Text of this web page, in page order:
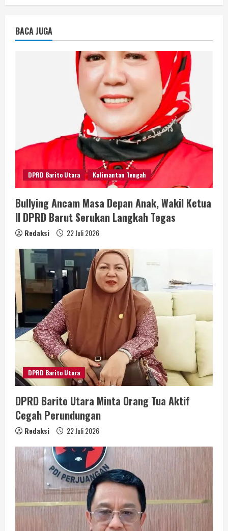
BACA JUGA
DPRD Barito Utara Kalimantan Tengah
Bullying Ancam Masa Depan Anak, Wakil Ketua
II DPRD Barut Serukan Langkah Tegas
Redaksi 22 Juli 2026
DPRD Barito Utara
DPRD Barito Utara Minta Orang Tua Aktif
Cegah Perundungan
Redaksi 22 Juli 2026